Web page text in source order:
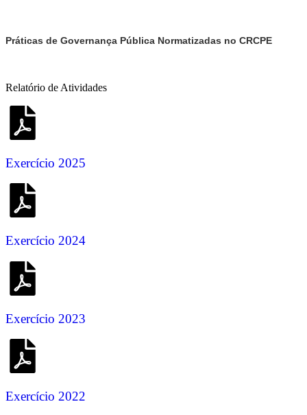
Práticas de Governança Pública Normatizadas no CRCPE
Relatório de Atividades
Exercício 2025
Exercício 2024
Exercício 2023
Exercício 2022